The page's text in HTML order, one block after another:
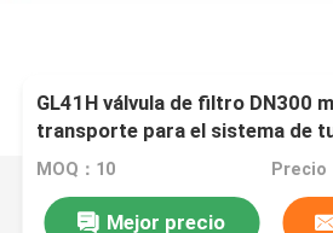
GL41H válvula de filtro DN300
transporte para el sistema de
control hidráulico
MOQ：10 Precio
Mejor precio